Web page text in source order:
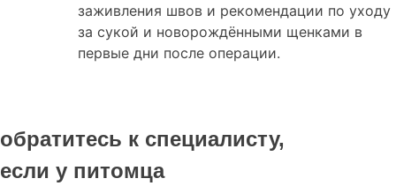
заживления швов и рекомендации по уходу
за сукой и новорождёнными щенками в
первые дни после операции.
обратитесь к специалисту,
если у питомца